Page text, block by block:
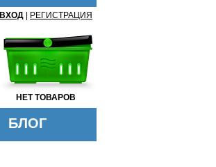
ВХОД РЕГИСТРАЦИЯ
НЕТ ТОВАРОВ
БЛОГ